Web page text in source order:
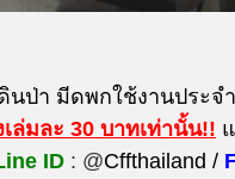
นป่า มีดพกใช้งานประ
ล่มละ 30 บาทเท่านั้น!!
ID : @Cffthailand /